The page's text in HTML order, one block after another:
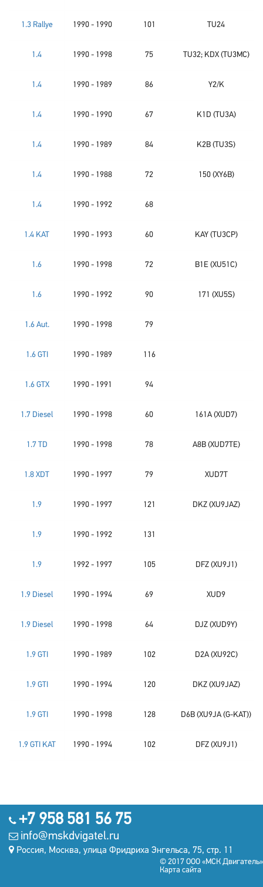
1.3 Rallye 1990 - 1990 101 TU24
1.4 1990 - 1998 75 TU32; KDX (TU3MC)
1.4 1990 - 1989 86 Y2/K
1.4 1990 - 1990 67 K1D (TU3A)
1.4 1990 - 1989 84 K2B (TU3S)
1.4 1990 - 1988 72 150 (XY6B)
1.4 1990 - 1992 68
1.4 KAT 1990 - 1993 60 KAY (TU3CP)
1.6 1990 - 1998 72 B1E (XU51C)
1.6 1990 - 1992 90 171 (XU5S)
1.6 Aut. 1990 - 1998 79
1.6 GTI 1990 - 1989 116
1.6 GTX 1990 - 1991 94
1.7 Diesel 1990 - 1998 60 161A (XUD7)
1.7 TD 1990 - 1998 78 A8B (XUD7TE)
1.8 XDT 1990 - 1997 79 XUD7T
1.9 1990 - 1997 121 DKZ (XU9JAZ)
1.9 1990 - 1992 131
1.9 1992 - 1997 105 DFZ (XU9J1)
1.9 Diesel 1990 - 1994 69 XUD9
1.9 Diesel 1990 - 1998 64 DJZ (XUD9Y)
1.9 GTI 1990 - 1989 102 D2A (XU92C)
1.9 GTI 1990 - 1994 120 DKZ (XU9JAZ)
1.9 GTI 1990 - 1998 128 D6B (XU9JA (G-KAT))
1.9 GTI KAT 1990 - 1994 102 DFZ (XU9J1)
+7 958 581 56 75
info@mskdvigatel.ru
Россия, Москва, улица Фридриха Энгельса, 75, стр. 11
© 2017 ООО «МСК Двигатель»
Карта сайта